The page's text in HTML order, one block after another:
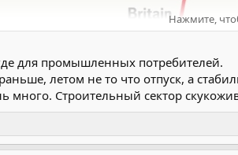
Нажмите,
для промышленных потребителей.
летом не то что отпуск, а
много. Строительный сектор